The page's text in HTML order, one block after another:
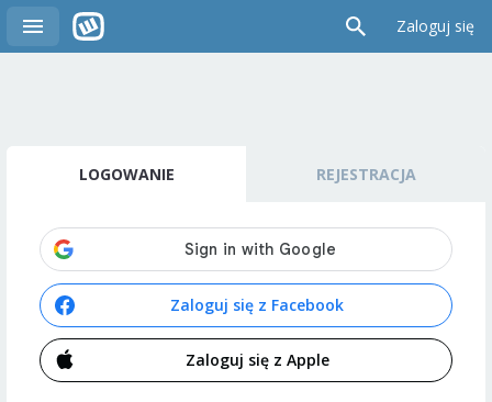
Zaloguj się
LOGOWANIE REJESTRACJA
Zaloguj się z Facebook
Zaloguj się z Apple